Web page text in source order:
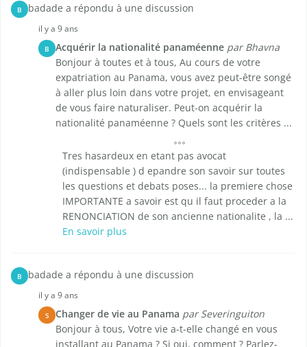
B badade a répondu à une discussion
il y a 9 ans
B Acquérir la nationalité panaméenne par Bhavna
Bonjour à toutes et à tous, Au cours de votre
expatriation au Panama, vous avez peut-être songé
à aller plus loin dans votre projet, en envisageant
de vous faire naturaliser. Peut-on acquérir la
nationalité panaméenne ? Quels sont les critères ...
Tres hasardeux en etant pas avocat
(indispensable ) d epandre son savoir sur toutes
les questions et debats poses... la premiere chose
IMPORTANTE a savoir est qu il faut proceder a la
RENONCIATION de son ancienne nationalite , la ...
En savoir plus
B badade a répondu à une discussion
il y a 9 ans
S Changer de vie au Panama par Severinguiton
Bonjour à tous, Votre vie a-t-elle changé en vous
installant au Panama ? Si oui, comment ? Parlez-